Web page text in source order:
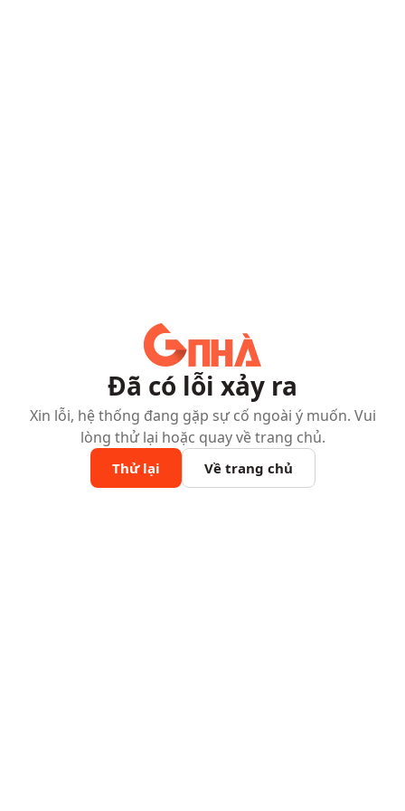
Đã có lỗi xảy ra
Xin lỗi, hệ thống đang gặp sự cố ngoài ý muốn. Vui
lòng thử lại hoặc quay về trang chủ.
Thử lại Về trang chủ